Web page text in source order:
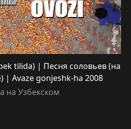
tilida) | Песня соловьев (на
| Avaze gonjeshk-ha 2008
на Узбекском